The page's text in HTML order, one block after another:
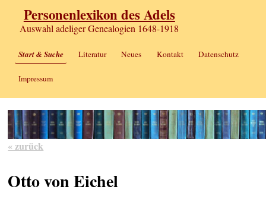
Personenlexikon des Adels
Auswahl adeliger Genealogien 1648-1918
Start & Suche Literatur Neues Kontakt Datenschutz
Impressum
« zurück
Otto von Eichel